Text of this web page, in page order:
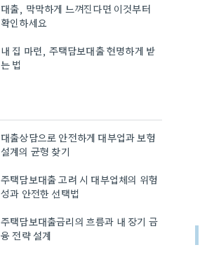
대출, 막막하게 느껴진다면 이것부터
확인하세요
내 집 마련, 주택담보대출 현명하게 받
는 법
대출상담으로 안전하게 대부업과 보험
설계의 균형 찾기
주택담보대출 고려 시 대부업체의 위험
성과 안전한 선택법
주택담보대출금리의 흐름과 내 장기 금
융 전략 설계